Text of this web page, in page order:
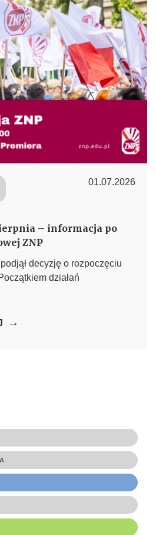
01.07.2026
– informacja po
ZNP
decyzję o rozpoczęciu
działań
→